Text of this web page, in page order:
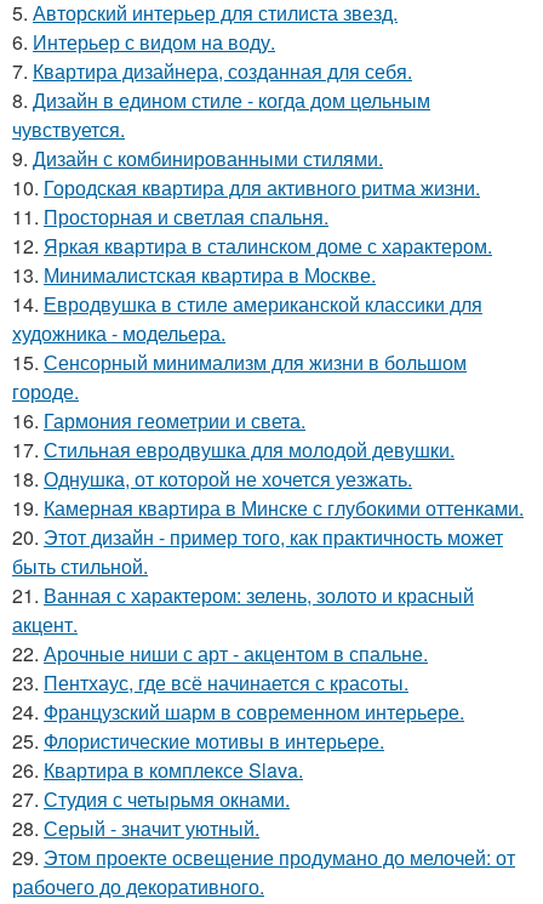
5. Авторский интерьер для стилиста звезд.
6. Интерьер с видом на воду.
7. Квартира дизайнера, созданная для себя.
8. Дизайн в едином стиле - когда дом цельным
чувствуется.
9. Дизайн с комбинированными стилями.
10. Городская квартира для активного ритма жизни.
11. Просторная и светлая спальня.
12. Яркая квартира в сталинском доме с характером.
13. Минималистская квартира в Москве.
14. Евродвушка в стиле американской классики для
художника - модельера.
15. Сенсорный минимализм для жизни в большом
городе.
16. Гармония геометрии и света.
17. Стильная евродвушка для молодой девушки.
18. Однушка, от которой не хочется уезжать.
19. Камерная квартира в Минске с глубокими оттенками.
20. Этот дизайн - пример того, как практичность может
быть стильной.
21. Ванная с характером: зелень, золото и красный
акцент.
22. Арочные ниши с арт - акцентом в спальне.
23. Пентхаус, где всё начинается с красоты.
24. Французский шарм в современном интерьере.
25. Флористические мотивы в интерьере.
26. Квартира в комплексе Slava.
27. Студия с четырьмя окнами.
28. Серый - значит уютный.
29. Этом проекте освещение продумано до мелочей: от
рабочего до декоративного.